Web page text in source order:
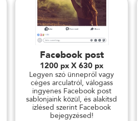
Facebook post
1200 px X 630 px
Legyen szó ünnepről vagy
céges arculatról, válogass
ingyenes Facebook post
sablonjaink közül, és alakítsd
ízlésed szerint Facebook
bejegyzésed!